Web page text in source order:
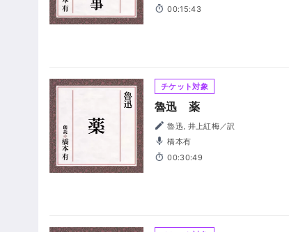
00:15:43
チケット対象
魯迅 薬
魯迅, 井上紅梅／訳
橋本有
00:30:49